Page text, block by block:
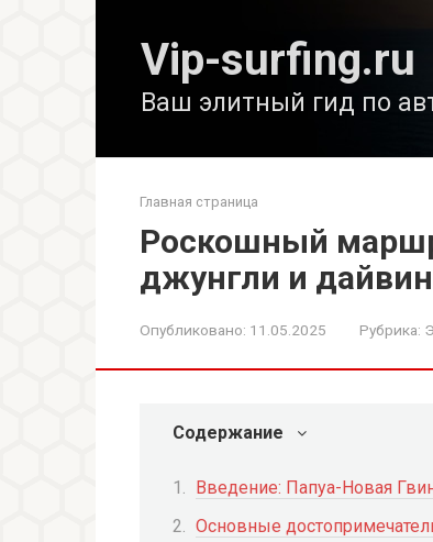
Vip-surfing.ru
Ваш элитный гид по
Главная страница
Роскошный
джунгли и
Опубликовано: 11.05.2025 Рубрика:
Содержание
Введение: Папуа-Новая
Основные